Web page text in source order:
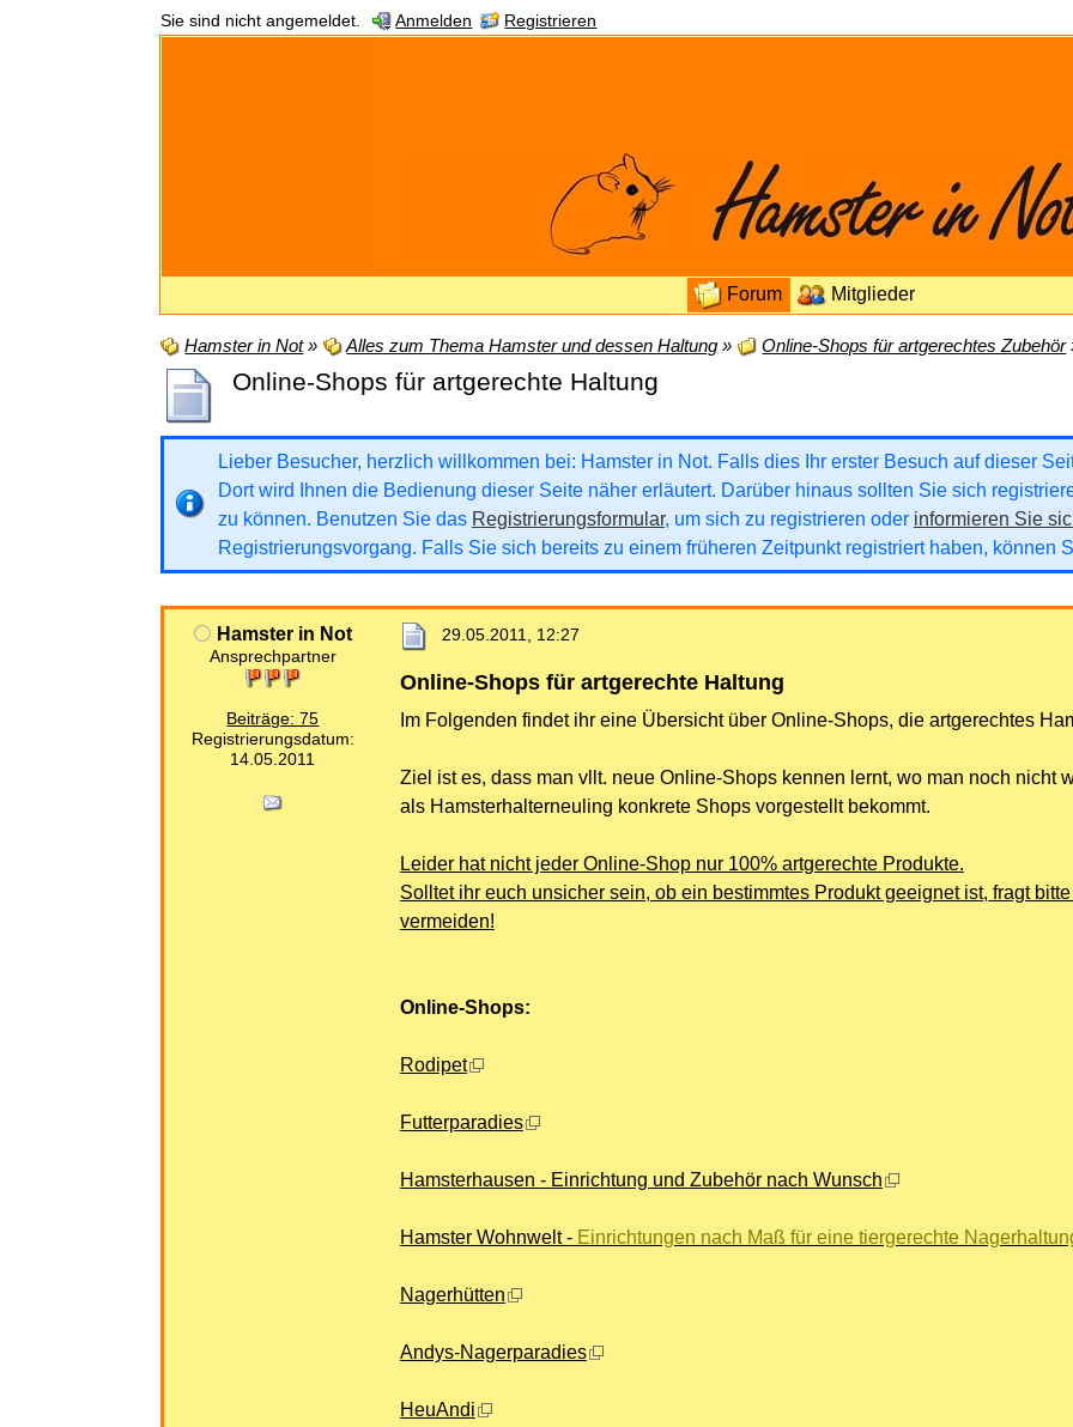
Sie sind nicht angemeldet. Anmelden Registrieren
Forum Mitglieder
Hamster in Not» Alles zum Thema Hamster und dessen Haltung » Online-Shops für artgerechtes Zubehör
Online-Shops für artgerechte Haltung
Lieber Besucher, herzlich willkommen bei: Hamster in Not. Falls dies Ihr erster Besuch auf dieser
Dort wird Ihnen die Bedienung dieser Seite näher erläutert. Darüber hinaus sollten Sie sich
zu können. Benutzen Sie das Registrierungsformular, um sich zu registrieren oder informieren Sie
Registrierungsvorgang. Falls Sie sich bereits zu einem früheren Zeitpunkt registriert haben, können
Hamster in Not
Ansprechpartner
Beiträge: 75
Registrierungsdatum:
14.05.2011
29.05.2011, 12:27
Online-Shops für artgerechte Haltung
Im Folgenden findet ihr eine Übersicht über Online-Shops, die artgerechtes
Ziel ist es, dass man vllt. neue Online-Shops kennen lernt, wo man noch nicht
als Hamsterhalterneuling konkrete Shops vorgestellt bekommt.
Leider hat nicht jeder Online-Shop nur 100% artgerechte Produkte.
Solltet ihr euch unsicher sein, ob ein bestimmtes Produkt geeignet ist, fragt
vermeiden!
Online-Shops:
Rodipet
Futterparadies
Hamsterhausen - Einrichtung und Zubehör nach Wunsch
Hamster Wohnwelt - Einrichtungen nach Maß für eine tiergerechte
Nagerhütten
Andys-Nagerparadies
HeuAndi